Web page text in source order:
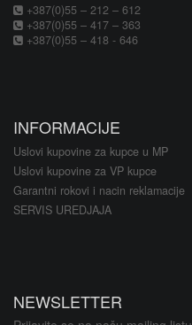
+387(0)55 – 212 – 612
+387(0)55 – 417 – 363
+387(0)55 – 418 - 646
INFORMACIJE
Uslovi kupovine za kupce u MP
Uslovi kupovine za VP kupce
Garantni rokovi i nacin reklamacije
SERVIS UREDJAJA
NEWSLETTER